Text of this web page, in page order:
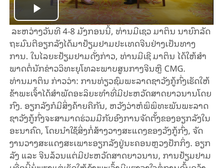
Play
Video
ລະ​ຫວ່າງວັນ​ທີ 4-8 ມັງ​ກອນ​ນີ້, ທ່ານ​ມີເຊວ ມາ​ຕິນ ນາ​ຍົກ​ລັດ​
ຖະ​ມົນ​ຕີ​ອຽກ​ລັງ​ໄດ້​ມາ​ຢ້ຽມ​ຢາມ​ປະ​ເທດ​ຈີນ​ຢ່າງ​ເປັນ​ທາງ​
ການ. ໃນ​ໄລ​ຍະ​ຢ້ຽມ​ຢາມ​ດັ່ງ​ກ່າວ, ທ່ານ​ມີ​ເຊີ ມາ​ຕິນ ໄດ້​ໃຫ້​ສຳ​
ພາດ​ຕໍ່​ນັກ​ຂ່າວວິ​ທະ​ຍຸ​ໂທ​ລະ​ພາບ​ສູນ​ກາງ​ຈີນ​ຫຼື CMG.
ທ່ານ​ມາ​ຕິນ ກ່າວ​ວ່າ: ການ​ທ່ຽວ​ຊົມ​ພະ​ລາດ​ຊາ​ວັງ​ກູ້​ກົ່ງ​ເຮັດ​ໃຫ້​
ຂ້າ​ພະ​ເຈົ້າ​​ໄດ້ສຳ​ພັດ​ອະ​ລິ​ຍະ​ທຳ​ທີ່​ມີ​ປະ​ຫວັດ​ສາດ​ຍາວ​ນານ​ໂດຍ​
ກົງ. ອຽກ​ລັງ​ກໍ​ມີ​ສິ່ງ​ຄ້າຍ​ຄື​ກັນ, ຫວັງ​ວ່າ​ຫໍ​ພິ​ພິ​ທະ​ພັນ​ພະ​ລາດ​
ຊາ​ວັງ​ກູ້​ກົ່ງ​​ຈະສາ​ມາດ​ຮ່ວມ​ມື​ກັບ​ອົງ​ການ​ຈັດ​ຕັ້ງ​ຂອງ​ອຽກ​ລັງ​ໃນ​
ອະ​ນາ​ຄົດ, ໂດຍ​ນຳ​ໃຊ້​ສິ່ງ​ກໍ່​ສ້າງວາງ​ສະ​ແດງ​ຂອງວັງ​ກູ້​ກົ່ງ, ຈັດ​
ງານ​ວາງ​ສະ​ແດງ​ສະ​ເພາະ​ອຽກ​ລັງ​ຢູ່​ນະ​ຄອນ​ຫຼວງ​ປັກ​ກິ່ງ. ອຽກ​
ລັງ ແລະ ຈີນ​ລ້ວນ​ແຕ່​ມີ​ປະ​ຫວັດ​ສາດ​ຍາວ​ນານ, ການ​ຢ້ຽມ​ຢາມ​